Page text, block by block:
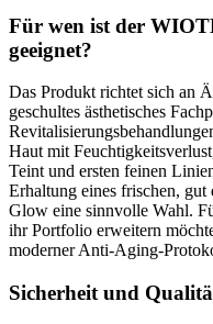
Für wen ist der
geeignet?
Das Produkt richtet sich an
geschultes ästhetisches
Haut mit
Teint und ersten feinen
Erhaltung eines frischen,
Glow eine sinnvolle Wahl.
ihr Portfolio erweitern
moderner Anti-Aging-
Sicherheit und